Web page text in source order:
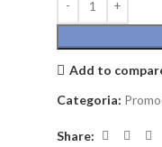
Add to
Categoria:
Share: